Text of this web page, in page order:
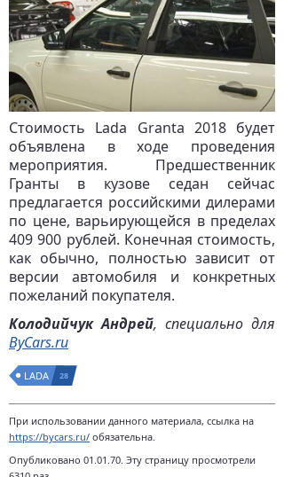
Стоимость Lada Granta 2018 будет
объявлена в ходе проведения
мероприятия. Предшественник
Гранты в кузове седан сейчас
предлагается российскими дилерами
по цене, варьирующейся в пределах
409 900 рублей. Конечная стоимость,
как обычно, полностью зависит от
версии автомобиля и конкретных
пожеланий покупателя.
Колодийчук Андрей, специально для
ByCars.ru
LADA 28
При использовании данного материала, ссылка на
https://bycars.ru/ обязательна.
Опубликовано 01.01.70. Эту страницу просмотрели